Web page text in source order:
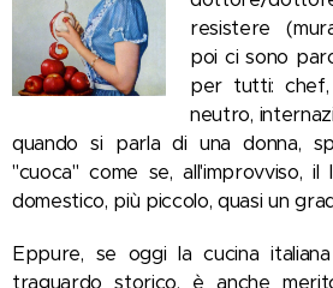
resistere
poi ci sono
per tutti: chef,
neutro,
quando si parla di una donna,
"cuoca" come se, all'improvviso, il
domestico, più piccolo, quasi un
Eppure, se oggi la cucina
traguardo storico, è anche